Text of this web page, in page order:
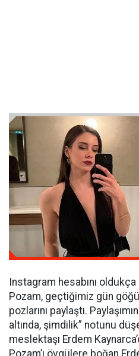
Instagram hesabını
Pozam, geçtiğimiz gün
pozlarını paylaştı.
altında, şimdilik” notunu
meslektaşı Erdem
Pozam’ı övgülere boğan